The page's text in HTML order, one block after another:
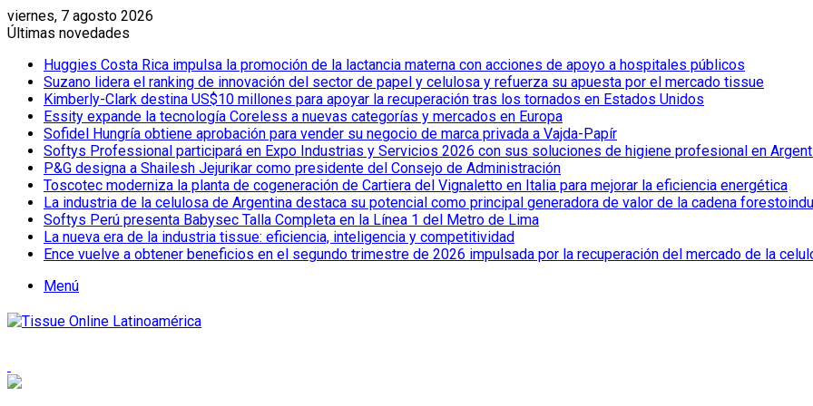
viernes, 7 agosto 2026
Últimas novedades
Huggies Costa Rica impulsa la promoción de la lactancia materna con acciones de apoyo a hospitales públicos
Suzano lidera el ranking de innovación del sector de papel y celulosa y refuerza su apuesta por el mercado tissue
Kimberly-Clark destina US$10 millones para apoyar la recuperación tras los tornados en Estados Unidos
Essity expande la tecnología Coreless a nuevas categorías y mercados en Europa
Sofidel Hungría obtiene aprobación para vender su negocio de marca privada a Vajda-Papír
Softys Professional participará en Expo Industrias y Servicios 2026 con sus soluciones de higiene profesional en
P&G designa a Shailesh Jejurikar como presidente del Consejo de Administración
Toscotec moderniza la planta de cogeneración de Cartiera del Vignaletto en Italia para mejorar la eficiencia energética
La industria de la celulosa de Argentina destaca su potencial como principal generadora de valor de la cadena
Softys Perú presenta Babysec Talla Completa en la Línea 1 del Metro de Lima
La nueva era de la industria tissue: eficiencia, inteligencia y competitividad
Ence vuelve a obtener beneficios en el segundo trimestre de 2026 impulsada por la recuperación del mercado de la
Menú